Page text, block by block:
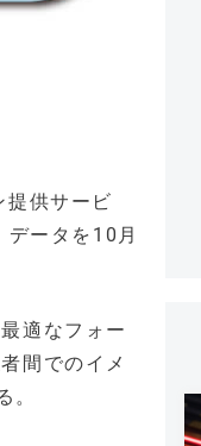
提供サービ
ータを10月
適なフォー
間でのイメ
。